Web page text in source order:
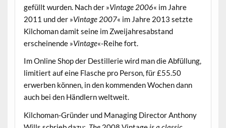
gefüllt wurden. Nach der »Vintage 2006« im Jahre
2011 und der »Vintage 2007« im Jahre 2013 setzte
Kilchoman damit seine im Zweijahresabstand
erscheinende »Vintage«-Reihe fort.
Im Online Shop der Destillerie wird man die Abfüllung,
limitiert auf eine Flasche pro Person, für £55.50
erwerben können, in den kommenden Wochen dann
auch bei den Händlern weltweit.
Kilchoman-Gründer und Managing Director Anthony